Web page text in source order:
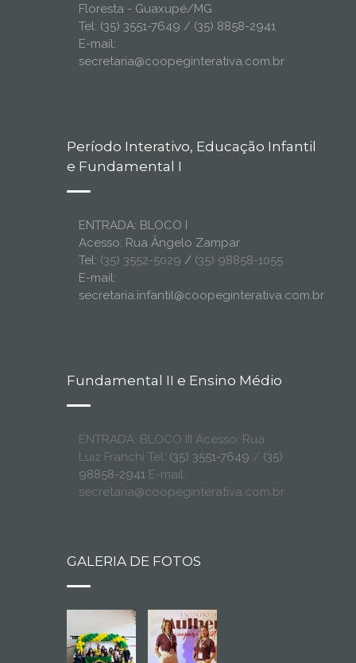
Floresta - Guaxupé/MG
Tel: (35) 3551-7649 / (35) 8858-2941
E-mail:
secretaria@coopeginterativa.com.br
Período Interativo, Educação Infantil
e Fundamental I
ENTRADA: BLOCO I
Acesso: Rua Ângelo Zampar
Tel: (35) 3552-5029 / (35) 98858-1055
E-mail:
secretaria.infantil@coopeginterativa.com.br
Fundamental II e Ensino Médio
ENTRADA: BLOCO III Acesso: Rua
Luiz Franchi Tel: (35) 3551-7649 / (35)
98858-2941 E-mail:
secretaria@coopeginterativa.com.br
GALERIA DE FOTOS